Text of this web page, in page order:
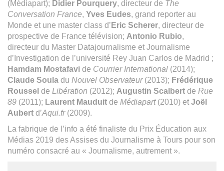
(Médiapart); Didier Pourquery, directeur de The
Conversation France, Yves Eudes, grand reporter au
Monde et une master class d’ Eric Scherer, directeur de
prospective de France télévision; Antonio Rubio,
directeur du Master Datajournalisme et Journalisme
d’Investigation de l’université Rey Juan Carlos de Madrid ;
Hamdam Mostafavi de Courrier International (2014);
Claude Soula du Nouvel Observateur(2013); Frédérique
Roussel de Libération (2012); Augustin Scalbert de Rue
89 (2011); Laurent Mauduit de Médiapart (2010) et Joël
Aubert d’Aqui.fr (2009).
La fabrique de l’info a été finaliste du Prix Éducation aux
Médias 2019 des Assises du Journalisme à Tours pour son
numéro consacré au « Journalisme, autrement ».